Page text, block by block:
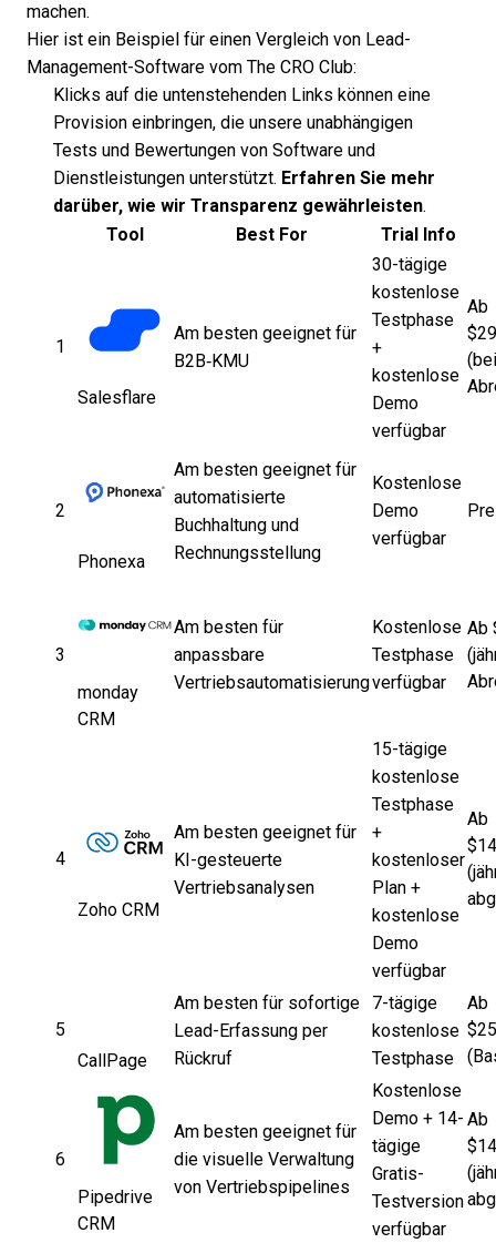
machen.
Hier ist ein Beispiel für einen Vergleich von Lead-
Management-Software vom The CRO Club:
Klicks auf die untenstehenden Links können eine
Provision einbringen, die unsere unabhängigen
Tests und Bewertungen von Software und
Dienstleistungen unterstützt. Erfahren Sie mehr
darüber, wie wir Transparenz gewährleisten.
Tool
Best For Trial Info
1
Salesflare
Am besten geeignet für
B2B‑KMU
30-tägige
kostenlose
Testphase
+
kostenlose
Demo
verfügbar
Ab
2
Phonexa
Am besten geeignet für
automatisierte
Buchhaltung und
Rechnungsstellung
Kostenlose
Demo
verfügbar
3
monday
CRM
Am besten für
anpassbare
Vertriebsautomatisierung
Kostenlose
Testphase
verfügbar
Ab
4
Zoho CRM
Am besten geeignet für
KI-gesteuerte
Vertriebsanalysen
15-tägige
kostenlose
Testphase
+
kostenloser
Plan +
kostenlose
Demo
verfügbar
Ab
5
CallPage
Am besten für sofortige
Lead-Erfassung per
Rückruf
7-tägige
kostenlose
Testphase
Ab
6
Pipedrive
CRM
Am besten geeignet für
die visuelle Verwaltung
von Vertriebspipelines
Kostenlose
Demo + 14-
tägige
Gratis-
Testversion
verfügbar
Ab